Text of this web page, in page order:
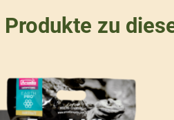
Produkte zu